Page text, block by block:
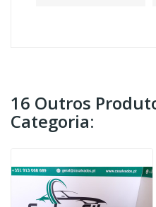
16 Outros
Categoria: